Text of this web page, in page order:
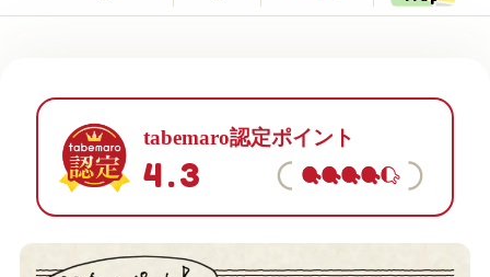
tabemaro認定ポイント
4.3